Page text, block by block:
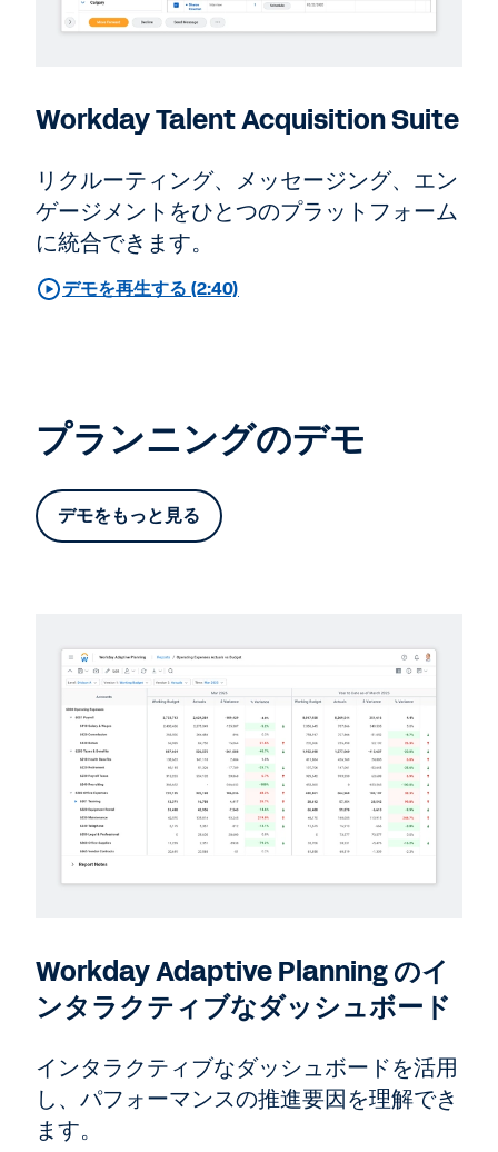
Workday Talent Acquisition Suite
リクルーティング、メッセージング、エン
ゲージメントをひとつのプラットフォーム
に統合できます。
デモを再生する (2:40)
プランニングのデモ
デモをもっと見る
Workday Adaptive Planning のイ
ンタラクティブなダッシュボード
インタラクティブなダッシュボードを活用
し、パフォーマンスの推進要因を理解でき
ます。